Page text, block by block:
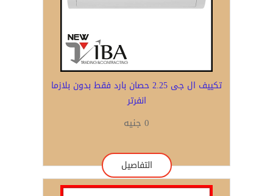
تكييف ال جى 2.25 حصان بارد فقط بدون بلازما
انفرتر
0 جنيه
التفاصيل